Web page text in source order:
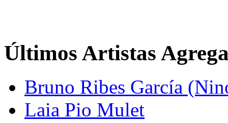
Últimos Artistas
Bruno Ribes García
Laia Pio Mulet